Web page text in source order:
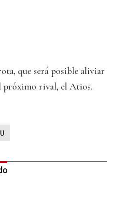
que será posible aliviar
próximo rival, el Atios.